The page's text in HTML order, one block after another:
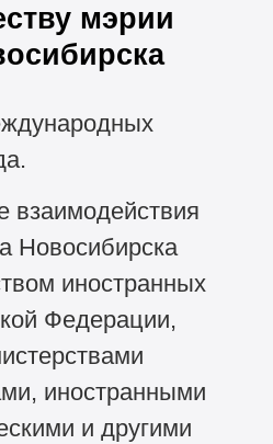
мэрии
взаимодействия
Новосибирска
иностранных
Федерации,
иностранными
и другими